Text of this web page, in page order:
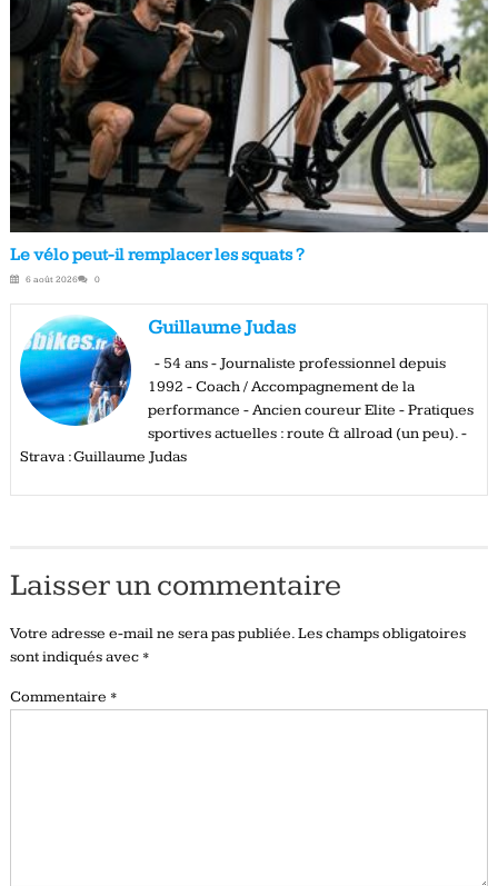
Le vélo peut-il remplacer les squats ?
6 août 2026 0
Guillaume Judas
- 54 ans - Journaliste professionnel depuis
1992 - Coach / Accompagnement de la
performance - Ancien coureur Elite - Pratiques
sportives actuelles : route & allroad (un peu). -
Strava : Guillaume Judas
Laisser un commentaire
Votre adresse e-mail ne sera pas publiée.Les champs obligatoires
sont indiqués avec *
Commentaire *